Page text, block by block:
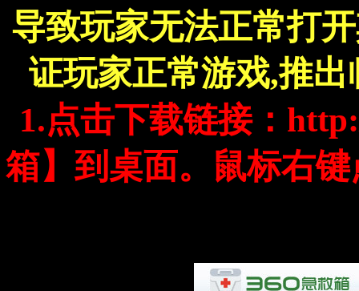
导致玩家无法正常打
证玩家正常游戏,推
1.点击下载链接：
箱】到桌面。鼠标右